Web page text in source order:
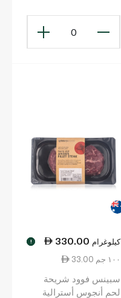
0
330.00 كيلوغرام !
33.00 ١٠٠ جم
سبينس فوود شريحة
لحم أنجوس أسترالية